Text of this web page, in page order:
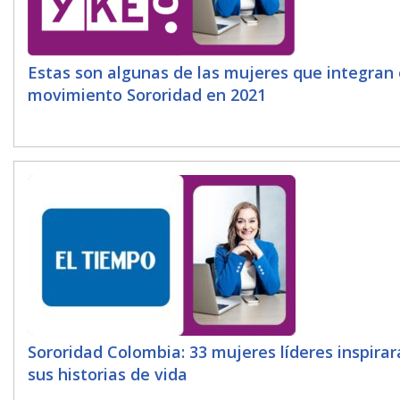
Estas son algunas de las mujeres que integran
movimiento Sororidad en 2021
Sororidad Colombia: 33 mujeres líderes
sus historias de vida